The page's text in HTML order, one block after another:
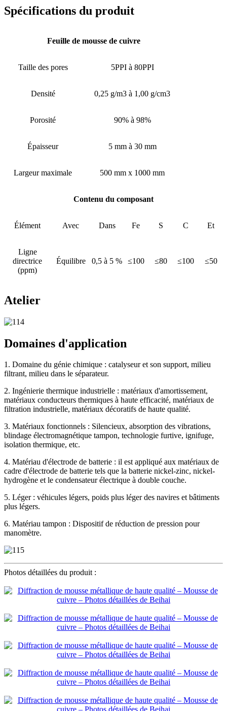
Spécifications du produit
Feuille de mousse de cuivre
Taille des pores 5PPI à 80PPI
Densité 0,25 g/m3 à 1,00 g/cm3
Porosité 90% à 98%
Épaisseur 5 mm à 30 mm
Largeur maximale 500 mm x 1000 mm
Contenu du composant
Élément Avec Dans Fe S C Et
Ligne
directrice
(ppm)
Équilibre 0,5 à 5 % ≤100 ≤80 ≤100 ≤50
Atelier
Domaines d'application
1. Domaine du génie chimique : catalyseur et son support, milieu
filtrant, milieu dans le séparateur.
2. Ingénierie thermique industrielle : matériaux d'amortissement,
matériaux conducteurs thermiques à haute efficacité, matériaux de
filtration industrielle, matériaux décoratifs de haute qualité.
3. Matériaux fonctionnels : Silencieux, absorption des vibrations,
blindage électromagnétique tampon, technologie furtive, ignifuge,
isolation thermique, etc.
4. Matériau d'électrode de batterie : il est appliqué aux matériaux de
cadre d'électrode de batterie tels que la batterie nickel-zinc, nickel-
hydrogène et le condensateur électrique à double couche.
5. Léger : véhicules légers, poids plus léger des navires et bâtiments
plus légers.
6. Matériau tampon : Dispositif de réduction de pression pour
manomètre.
Photos détaillées du produit :